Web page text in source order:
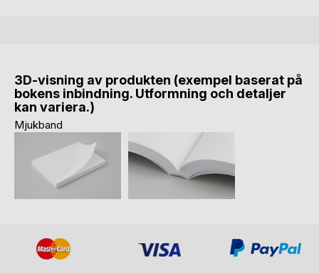
3D-visning av produkten (exempel baserat på
bokens inbindning. Utformning och detaljer
kan variera.)
Mjukband